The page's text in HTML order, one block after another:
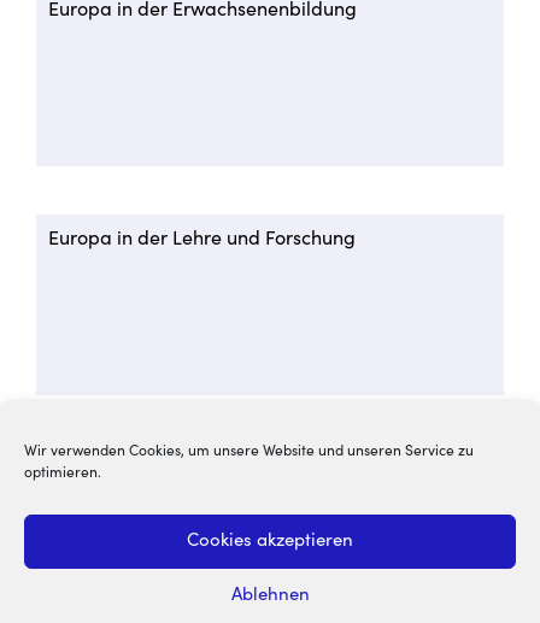
Wir verwenden Cookies, um unsere Website und unseren Service zu
optimieren.
Cookies akzeptieren
Ablehnen
Europa in der Erwachsenenbildung
Europa in der Lehre und Forschung